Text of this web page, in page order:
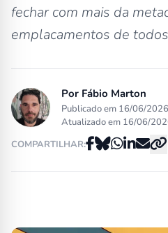
fechar com mais da
emplacamentos de
Por Fábio Marton
Publicado em 16/06/
Atualizado em 16/06/
COMPARTILHAR: